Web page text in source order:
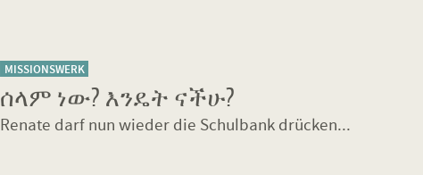
MISSIONSWERK
ሰላም ነው? እንዴት ናችሁ?
Renate darf nun wieder die Schulbank drücken...